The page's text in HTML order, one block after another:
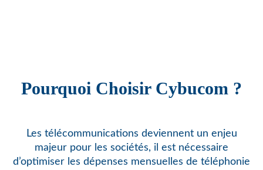
Pourquoi Choisir Cybucom ?
Les télécommunications deviennent un enjeu
majeur pour les sociétés, il est nécessaire
d’optimiser les dépenses mensuelles de téléphonie